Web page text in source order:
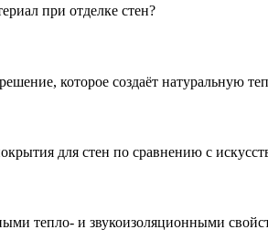
при отделке стен?
которое создаёт натуральную
для стен по сравнению с
тепло- и звукоизоляционными